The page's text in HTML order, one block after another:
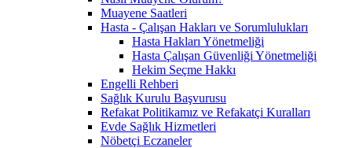
Muayene Saatleri
Hasta - Çalışan Hakları ve Sorumlulukları
Hasta Hakları Yönetmeliği
Hasta Çalışan Güvenliği Yönetmeliği
Hekim Seçme Hakkı
Engelli Rehberi
Sağlık Kurulu Başvurusu
Refakat Politikamız ve Refakatçi Kuralları
Evde Sağlık Hizmetleri
Nöbetçi Eczaneler